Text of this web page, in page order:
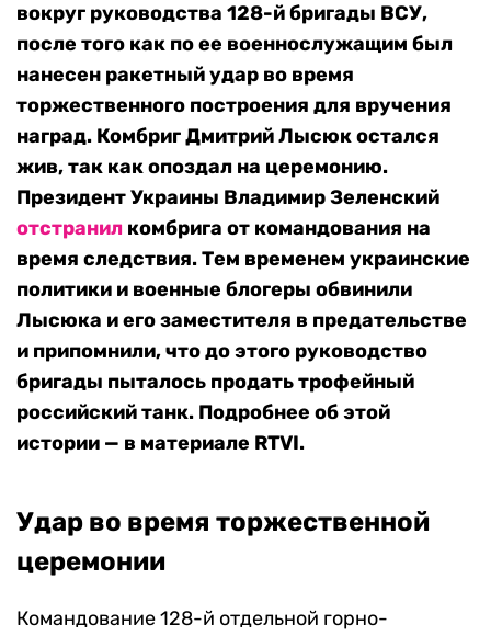
вокруг руководства 128-й бригады ВСУ,
после того как по ее военнослужащим был
нанесен ракетный удар во время
торжественного построения для вручения
наград. Комбриг Дмитрий Лысюк остался
жив, так как опоздал на церемонию.
Президент Украины Владимир Зеленский
отстранил комбрига от командования на
время следствия. Тем временем украинские
политики и военные блогеры обвинили
Лысюка и его заместителя в предательстве
и припомнили, что до этого руководство
бригады пыталось продать трофейный
российский танк. Подробнее об этой
истории — в материале RTVI.
Удар во время торжественной
церемонии
Командование 128-й отдельной горно-